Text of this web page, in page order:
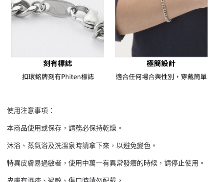
使用注意事項：
本商品使用或保存，請務必保持乾燥。
沐浴、蒸氣浴及洗溫泉時請拿下來，以避免變色。
特異皮膚易過敏者，使用中萬一有異常發癢的時候，請停止使用。